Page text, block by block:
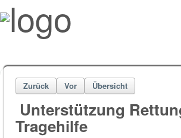
Zurück Vor Übersicht
Unterstützung
Tragehilfe